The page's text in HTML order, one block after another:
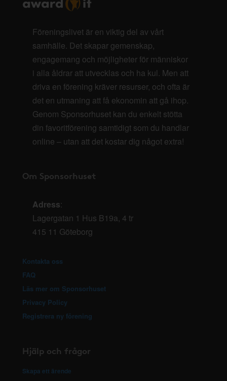
Föreningslivet är en viktig del av vårt
samhälle. Det skapar gemenskap,
engagemang och möjligheter för människor
i alla åldrar att utvecklas och ha kul. Men att
driva en förening kräver resurser, och ofta är
det en utmaning att få ekonomin att gå ihop.
Genom Sponsorhuset kan du enkelt stötta
din favoritförening samtidigt som du handlar
online – utan att det kostar dig något extra!
Om Sponsorhuset
Adress:
Lagergatan 1 Hus B19a, 4 tr
415 11 Göteborg
Kontakta oss
FAQ
Läs mer om Sponsorhuset
Privacy Policy
Registrera ny förening
Hjälp och frågor
Skapa ett ärende